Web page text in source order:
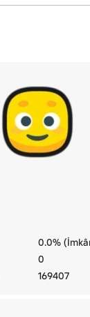
0.0%
0
169407